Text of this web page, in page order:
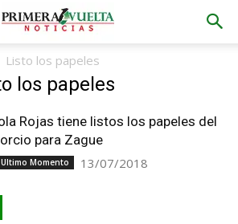
Listo los papeles
los papeles
Rojas tiene listos los papeles del
para Zague
Momento 13/07/2018